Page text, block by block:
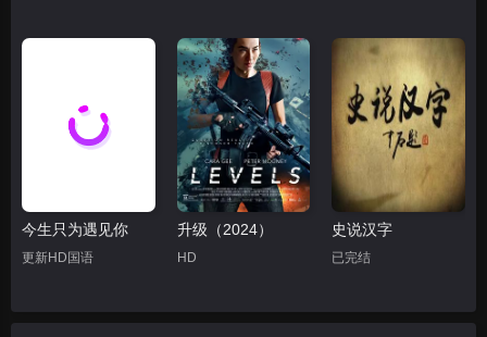
今生只为遇见你
更新HD国语
升级（2024）
HD
史说汉字
已完结